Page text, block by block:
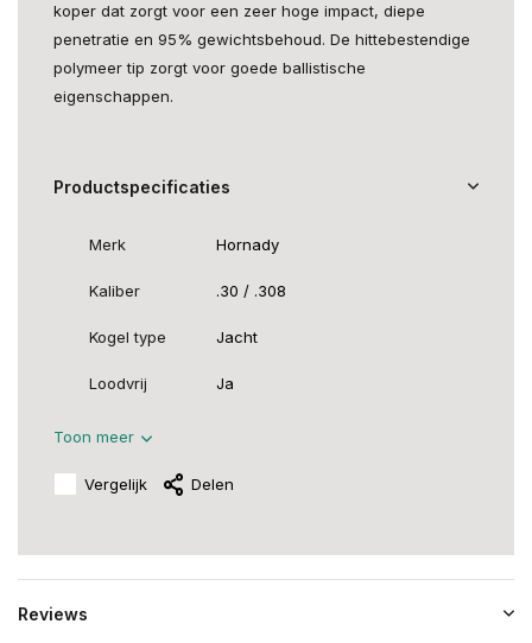
koper dat zorgt voor een zeer hoge impact, diepe
penetratie en 95% gewichtsbehoud. De hittebestendige
polymeer tip zorgt voor goede ballistische
eigenschappen.
Productspecificaties
Merk Hornady
Kaliber .30 / .308
Kogel type Jacht
Loodvrij Ja
Toon meer
Vergelijk Delen
Reviews